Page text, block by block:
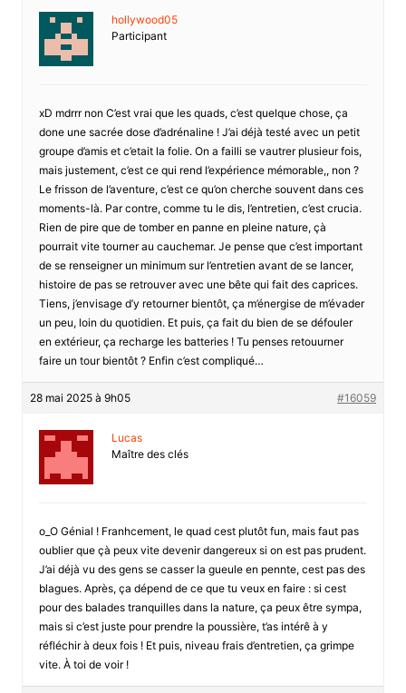
hollywood05
Participant
xD mdrrr non C’est vrai que les quads, c’est quelque chose, ça
done une sacrée dose d’adrénaline ! J’ai déjà testé avec un petit
groupe d’amis et c’etait la folie. On a failli se vautrer plusieur fois,
mais justement, c’est ce qui rend l’expérience mémorable,, non ?
Le frisson de l’aventure, c’est ce qu’on cherche souvent dans ces
moments-là. Par contre, comme tu le dis, l’entretien, c’est crucia.
Rien de pire que de tomber en panne en pleine nature, çà
pourrait vite tourner au cauchemar. Je pense que c’est important
de se renseigner un minimum sur l’entretien avant de se lancer,
histoire de pas se retrouver avec une bête qui fait des caprices.
Tiens, j’envisage d’y retourner bientôt, ça m’énergise de m’évader
un peu, loin du quotidien. Et puis, ça fait du bien de se défouler
en extérieur, ça recharge les batteries ! Tu penses retouurner
faire un tour bientôt ? Enfin c’est compliqué…
28 mai 2025 à 9h05 #16059
Lucas
Maître des clés
o_O Génial ! Franhcement, le quad cest plutôt fun, mais faut pas
oublier que çà peux vite devenir dangereux si on est pas prudent.
J’ai déjà vu des gens se casser la gueule en pennte, cest pas des
blagues. Après, ça dépend de ce que tu veux en faire : si cest
pour des balades tranquilles dans la nature, ça peux être sympa,
mais si c’est juste pour prendre la poussière, t’as intérê à y
réfléchir à deux fois ! Et puis, niveau frais d’entretien, ça grimpe
vite. À toi de voir !